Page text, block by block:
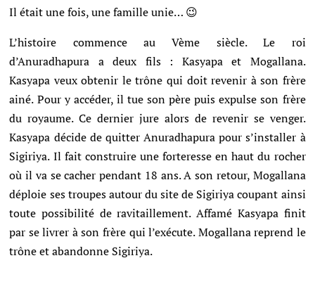
Il était une fois, une famille unie… 😉
L’histoire commence au Vème siècle. Le roi
d’Anuradhapura a deux fils : Kasyapa et Mogallana.
Kasyapa veux obtenir le trône qui doit revenir à son frère
ainé. Pour y accéder, il tue son père puis expulse son frère
du royaume. Ce dernier jure alors de revenir se venger.
Kasyapa décide de quitter Anuradhapura pour s’installer à
Sigiriya. Il fait construire une forteresse en haut du rocher
où il va se cacher pendant 18 ans. A son retour, Mogallana
déploie ses troupes autour du site de Sigiriya coupant ainsi
toute possibilité de ravitaillement. Affamé Kasyapa finit
par se livrer à son frère qui l’exécute. Mogallana reprend le
trône et abandonne Sigiriya.